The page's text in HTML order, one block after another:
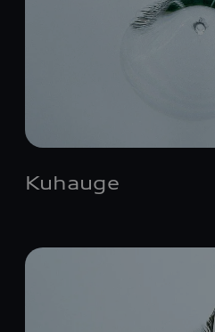
Kuhauge